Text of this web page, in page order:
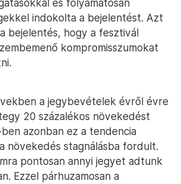
és folyamatosan
indokolta a bejelentést. Azt
bejelentés, hogy a fesztivál
kompromisszumokat
a jegybevételek évről évre
20 százalékos növekedést
azonban ez a tendencia
növekedés stagnálásba fordult.
pontosan annyi jegyet adtunk
Ezzel párhuzamosan a